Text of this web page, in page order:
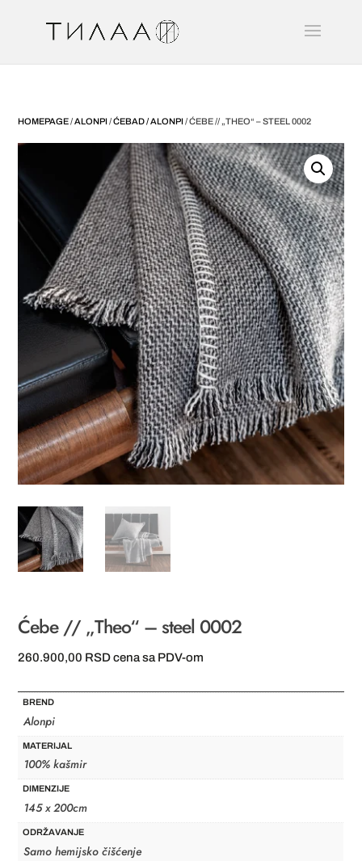
HOMEPAGE/ALONPI/ĆEBAD / ALONPI/ ĆEBE // „THEO“ – STEEL 0002
Ćebe // „Theo“ – steel 0002
260.900,00 RSD cena sa PDV-om
BREND
Alonpi
MATERIJAL
100% kašmir
DIMENZIJE
145 x 200cm
ODRŽAVANJE
Samo hemijsko čišćenje